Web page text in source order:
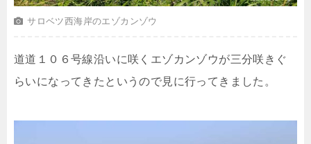
サロベツ西海岸のエゾカンゾウ
道道１０６号線沿いに咲くエゾカンゾウが三分咲きぐ
らいになってきたというので見に行ってきました。